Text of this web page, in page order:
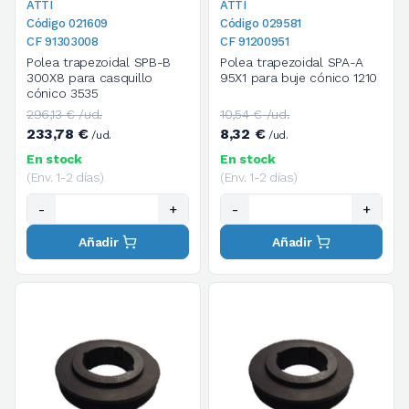
ATTI
Código 021609
CF 91303008
Polea trapezoidal SPB-B
300X8 para casquillo
cónico 3535
296,13 € /ud.
233,78 €/ud.
En stock
(Env. 1-2 días)
- +
Añadir
ATTI
Código 029581
CF 91200951
Polea trapezoidal SPA-A
95X1 para buje cónico 1210
10,54 € /ud.
8,32 €/ud.
En stock
(Env. 1-2 días)
- +
Añadir